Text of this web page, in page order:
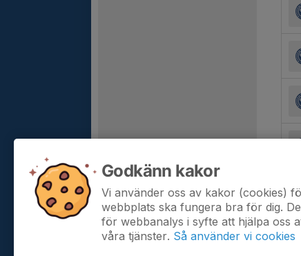
Godkänn kakor
Vi använder oss av kakor (cookies)
webbplats ska fungera bra för dig.
för webbanalys i syfte att hjälpa oss
våra tjänster. Så använder vi cookies